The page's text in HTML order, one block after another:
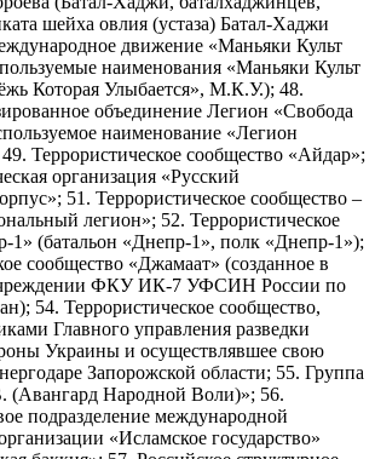
шейха овлия (устаза) Батал-Хаджи
движение «Маньяки Культ
наименования «Маньяки Культ
Которая Улыбается», М.К.У.); 48.
объединение Легион «Свобода
наименование «Легион
Террористическое сообщество «Айдар»;
организация «Русский
51. Террористическое сообщество –
легион»; 52. Террористическое
1» (батальон «Днепр-1», полк «Днепр-1»);
сообщество «Джамаат» (созданное в
ФКУ ИК-7 УФСИН России по
54. Террористическое сообщество,
Главного управления разведки
Украины и осуществлявшее свою
Запорожской области; 55. Группа
Народной Воли)»; 56.
подразделение международной
«Исламское государство»